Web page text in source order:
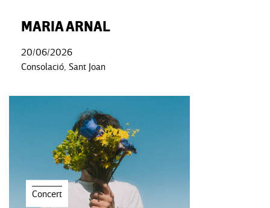
MARIA ARNAL
20/06/2026
Consolació, Sant Joan
Concert